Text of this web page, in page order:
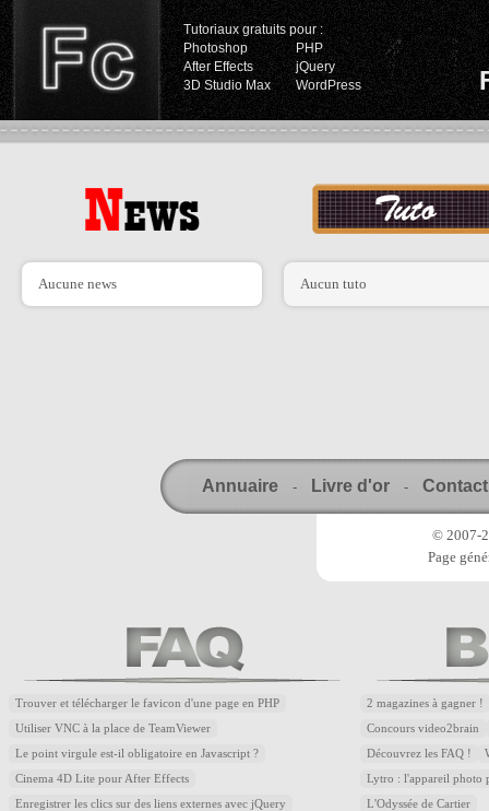
Tutoriaux gratuits pour :
Photoshop
PHP
After Effects
jQuery
3D Studio Max
WordPress
Aucune news Aucun tuto
Annuaire - Livre d'or - Contact
© 2007-
Page
Trouver et télécharger le favicon d'une page en PHP
Utiliser VNC à la place de TeamViewer
Le point virgule est-il obligatoire en Javascript ?
Cinema 4D Lite pour After Effects
Enregistrer les clics sur des liens externes avec jQuery
2 magazines à gagner !
Concours video2brain
Découvrez les FAQ !
Lytro : l'appareil photo
L'Odyssée de Cartier